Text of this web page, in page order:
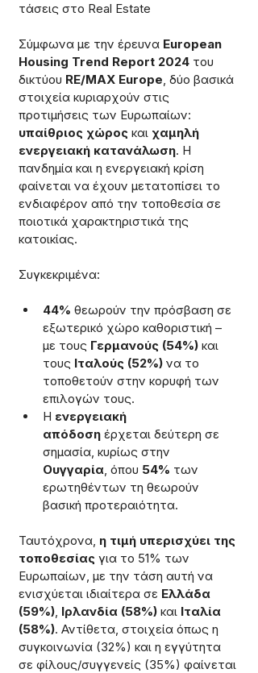
τάσεις στο Real Estate
Σύμφωνα με την έρευνα European
Housing Trend Report 2024 του
δικτύου RE/MAX Europe, δύο βασικά
στοιχεία κυριαρχούν στις
προτιμήσεις των Ευρωπαίων:
υπαίθριος χώρος και χαμηλή
ενεργειακή κατανάλωση. Η
πανδημία και η ενεργειακή κρίση
φαίνεται να έχουν μετατοπίσει το
ενδιαφέρον από την τοποθεσία σε
ποιοτικά χαρακτηριστικά της
κατοικίας.
Συγκεκριμένα:
44% θεωρούν την πρόσβαση σε
εξωτερικό χώρο καθοριστική –
με τους Γερμανούς (54%) και
τους Ιταλούς (52%) να το
τοποθετούν στην κορυφή των
επιλογών τους.
Η ενεργειακή
απόδοση έρχεται δεύτερη σε
σημασία, κυρίως στην
Ουγγαρία, όπου 54% των
ερωτηθέντων τη θεωρούν
βασική προτεραιότητα.
Ταυτόχρονα, η τιμή υπερισχύει της
τοποθεσίας για το 51% των
Ευρωπαίων, με την τάση αυτή να
ενισχύεται ιδιαίτερα σε Ελλάδα
(59%), Ιρλανδία (58%) και Ιταλία
(58%). Αντίθετα, στοιχεία όπως η
συγκοινωνία (32%) και η εγγύτητα
σε φίλους/συγγενείς (35%) φαίνεται